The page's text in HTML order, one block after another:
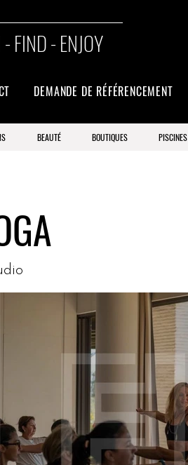
FIND - ENJOY
DEMANDE DE RÉFÉRENCEMENT
BEAUTÉ BOUTIQUES PISCINES